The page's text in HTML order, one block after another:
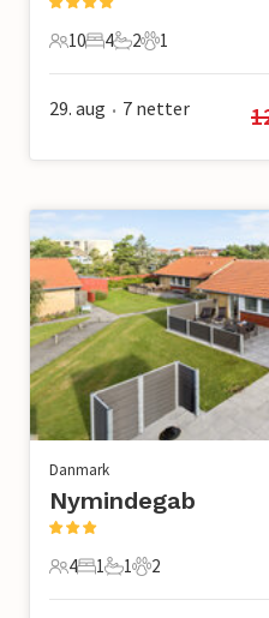
10 Gjester
10
4 Soverom
4
2 Bad
2
1 Kjæledyr
1
29. aug • 7 netter
Danmark
Nymindegab
4 Gjester
4
1 Soverom
1
1 Bad
1
2 Kjæledyr
2